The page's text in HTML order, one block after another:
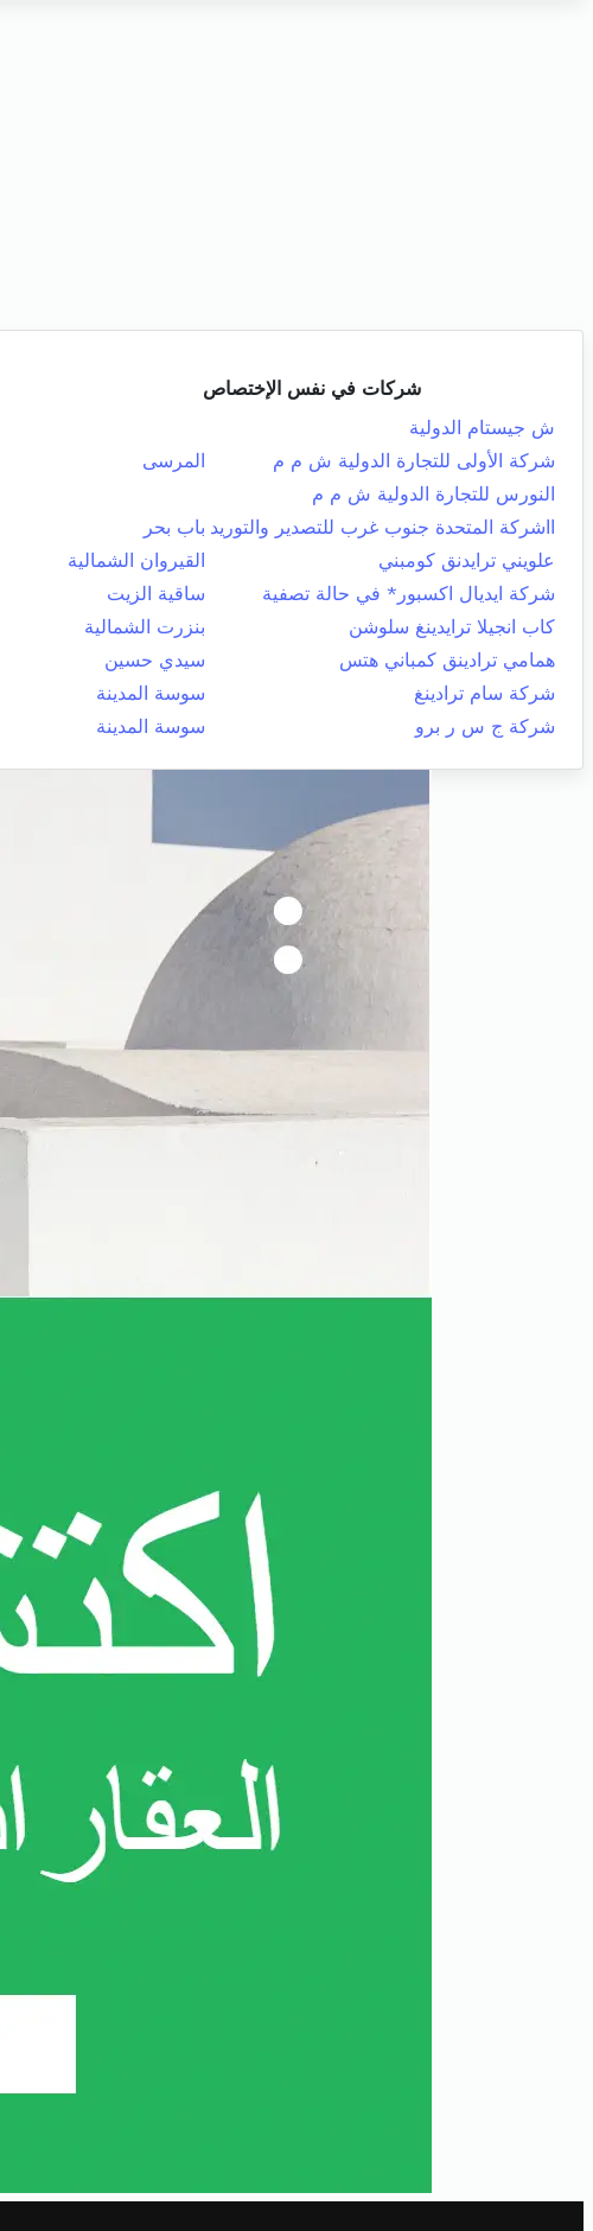
شركات في نفس الإختصاص
ش جيستام الدولية
شركة الأولى للتجارة الدولية ش م م
المرسى
النورس للتجارة الدولية ش م م
ااشركة المتحدة جنوب غرب للتصدير والتوريد باب بحر
علويني ترايدنق كومبني
القيروان الشمالية
شركة ايديال اكسبور* في حالة تصفية
ساقية الزيت
كاب انجيلا ترايدينغ سلوشن
بنزرت الشمالية
همامي ترادينق كمباني هتس
سيدي حسين
شركة سام ترادينغ
سوسة المدينة
شركة ج س ر برو
سوسة المدينة